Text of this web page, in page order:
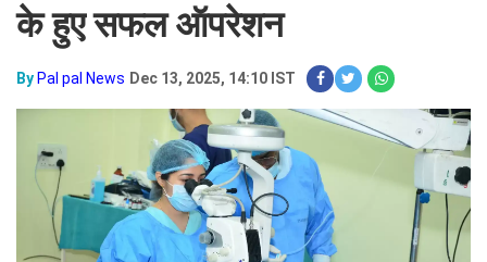
के हुए सफल ऑपरेशन
By Pal pal News Dec 13, 2025, 14:10 IST